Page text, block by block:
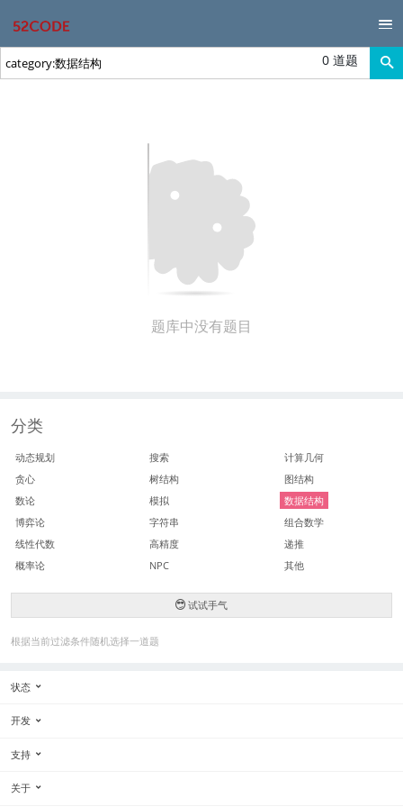
0 道题
题库中没有题目
分类
动态规划 搜索
计算几何
贪心
树结构
图结构
数论
模拟
数据结构
博弈论
字符串
组合数学
线性代数
高精度
递推
概率论
NPC 其他
试试手气
根据当前过滤条件随机选择一道题
状态
开发
支持
关于